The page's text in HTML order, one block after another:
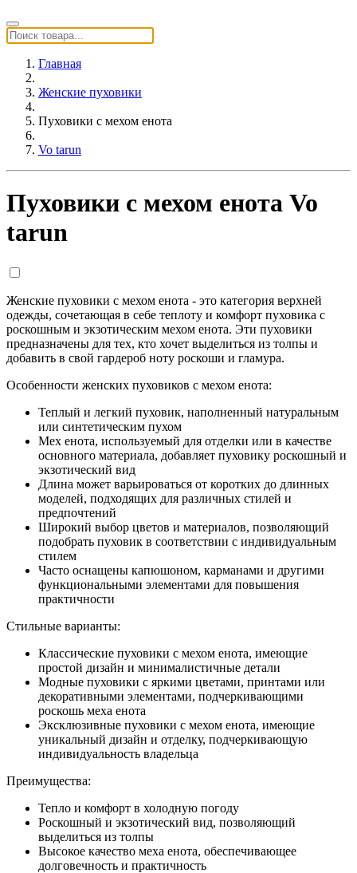
Главная
Женские пуховики
Пуховики с мехом енота
Vo tarun
Пуховики с мехом енота Vo
tarun
Женские пуховики с мехом енота - это категория верхней
одежды, сочетающая в себе теплоту и комфорт пуховика с
роскошным и экзотическим мехом енота. Эти пуховики
предназначены для тех, кто хочет выделиться из толпы и
добавить в свой гардероб ноту роскоши и гламура.
Особенности женских пуховиков с мехом енота:
Теплый и легкий пуховик, наполненный натуральным
или синтетическим пухом
Мех енота, используемый для отделки или в качестве
основного материала, добавляет пуховику роскошный и
экзотический вид
Длина может варьироваться от коротких до длинных
моделей, подходящих для различных стилей и
предпочтений
Широкий выбор цветов и материалов, позволяющий
подобрать пуховик в соответствии с индивидуальным
стилем
Часто оснащены капюшоном, карманами и другими
функциональными элементами для повышения
практичности
Стильные варианты:
Классические пуховики с мехом енота, имеющие
простой дизайн и минималистичные детали
Модные пуховики с яркими цветами, принтами или
декоративными элементами, подчеркивающими
роскошь меха енота
Эксклюзивные пуховики с мехом енота, имеющие
уникальный дизайн и отделку, подчеркивающую
индивидуальность владельца
Преимущества:
Тепло и комфорт в холодную погоду
Роскошный и экзотический вид, позволяющий
выделиться из толпы
Высокое качество меха енота, обеспечивающее
долговечность и практичность